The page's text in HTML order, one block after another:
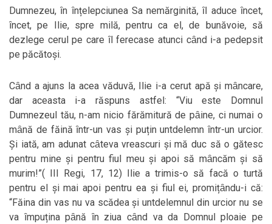
Dumnezeu, ȋn ȋnțelepciunea Sa nemărginită, ȋl aduce ȋncet,
ȋncet, pe Ilie, spre milă, pentru ca el, de bunăvoie, să
dezlege cerul pe care ȋl ferecase atunci cȃnd i-a pedepsit
pe păcătoși.
Cȃnd a ajuns la acea văduvă, Ilie i-a cerut apă și mȃncare,
dar aceasta i-a răspuns astfel: “Viu este Domnul
Dumnezeul tău, n-am nicio fărămitură de pȃine, ci numai o
mȃnă de făină ȋntr-un vas și puțin untdelemn ȋntr-un urcior.
Și iată, am adunat cȃteva vreascuri și mă duc să o gătesc
pentru mine și pentru fiul meu și apoi să mȃncăm și să
murim!”( III Regi, 17, 12) Ilie a trimis-o să facă o turtă
pentru el și mai apoi pentru ea și fiul ei, promițȃndu-i că:
“Făina din vas nu va scădea și untdelemnul din urcior nu se
va ȋmpuțina pȃnă ȋn ziua cȃnd va da Domnul ploaie pe